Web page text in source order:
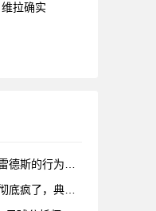
拉确实